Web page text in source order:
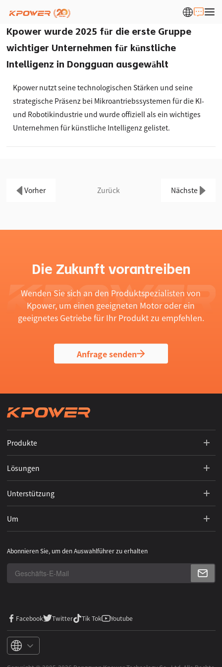
Kpower wurde 2025 für die erste Gruppe
wichtiger Unternehmen für künstliche
Intelligenz in Dongguan ausgewählt
Kpower nutzt seine technologischen Stärken und seine
strategische Präsenz bei Mikroantriebssystemen für die KI-
und Robotikindustrie und wurde offiziell als ein wichtiges
Unternehmen für künstliche Intelligenz gelistet.
Vorher Zurück Nächste
Die Zukunft vorantreiben
Wenden Sie sich an den Produktspezialisten von
Kpower, um einen geeigneten Motor oder ein
geeignetes Getriebe für Ihr Produkt zu empfehlen.
Anfrage senden
Produkte
Lösungen
Unterstützung
Um
Abonnieren Sie, um den Auswahlführer zu erhalten
Facebook Twitter Tik Tok Youtube